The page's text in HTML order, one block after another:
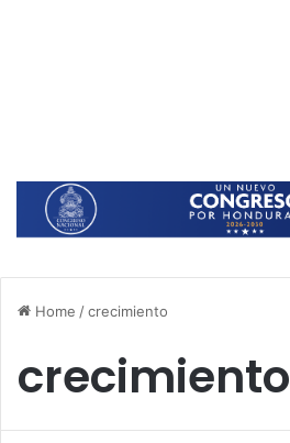
Home /crecimiento
crecimiento